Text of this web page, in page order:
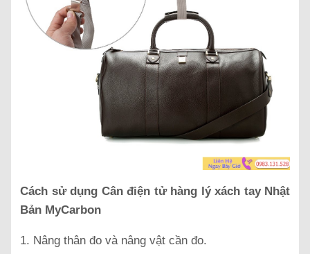
Cách sử dụng Cân điện tử hàng lý xách tay Nhật
Bản MyCarbon
1. Nâng thân đo và nâng vật cần đo.